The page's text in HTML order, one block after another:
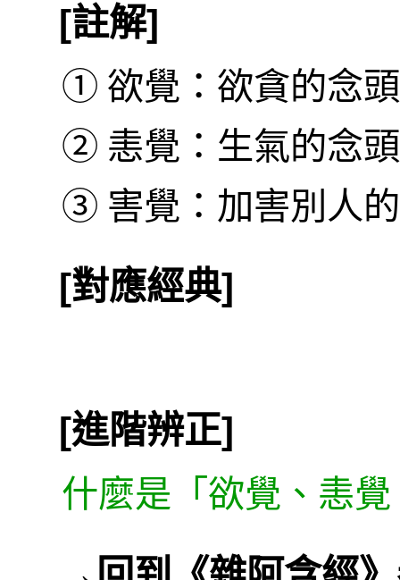
[註解]
① 欲覺：欲貪的念
② 恚覺：生氣的念
③ 害覺：加害別人
[對應經典]
[進階辨正]
什麼是「欲覺、恚